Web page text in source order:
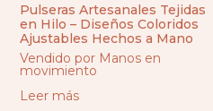
Pulseras Artesanales Tejidas
en Hilo – Diseños Coloridos
Ajustables Hechos a Mano
Vendido por Manos en
movimiento
Leer más